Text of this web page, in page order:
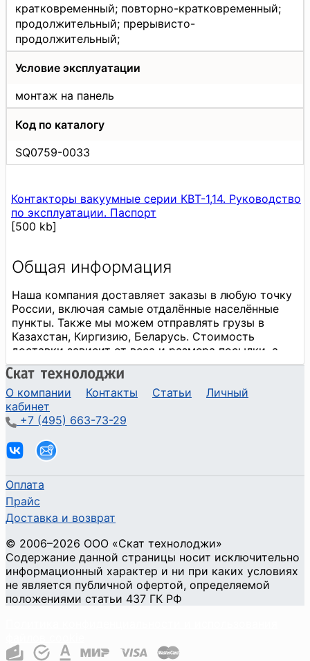
кратковременный; повторно-кратковременный;
продолжительный; прерывисто-
продолжительный;
Условие эксплуатации
монтаж на панель
Код по каталогу
SQ0759-0033
Контакторы вакуумные серии КВТ-1,14. Руководство
по эксплуатации. Паспорт
[500 kb]
О компании Контакты Статьи
Личный
кабинет
+7 (495) 663-73-29
Оплата
Прайс
Доставка и возврат
© 2006–2026 ООО «Скат технолоджи»
Содержание данной страницы носит исключительно
информационный характер и ни при каких условиях
не является публичной офертой, определяемой
положениями статьи 437 ГК РФ